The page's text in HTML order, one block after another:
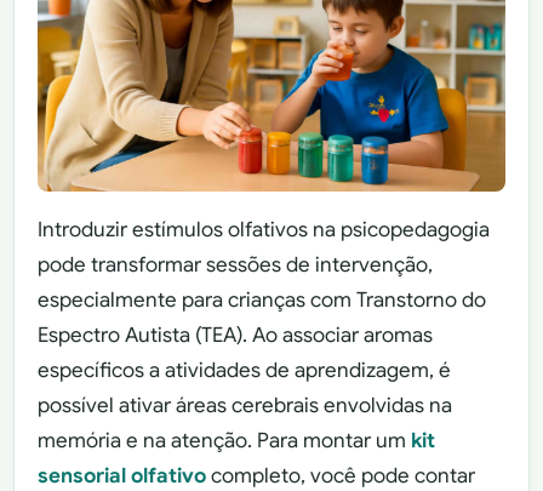
Introduzir estímulos olfativos na psicopedagogia
pode transformar sessões de intervenção,
especialmente para crianças com Transtorno do
Espectro Autista (TEA). Ao associar aromas
específicos a atividades de aprendizagem, é
possível ativar áreas cerebrais envolvidas na
memória e na atenção. Para montar um kit
sensorial olfativocompleto, você pode contar